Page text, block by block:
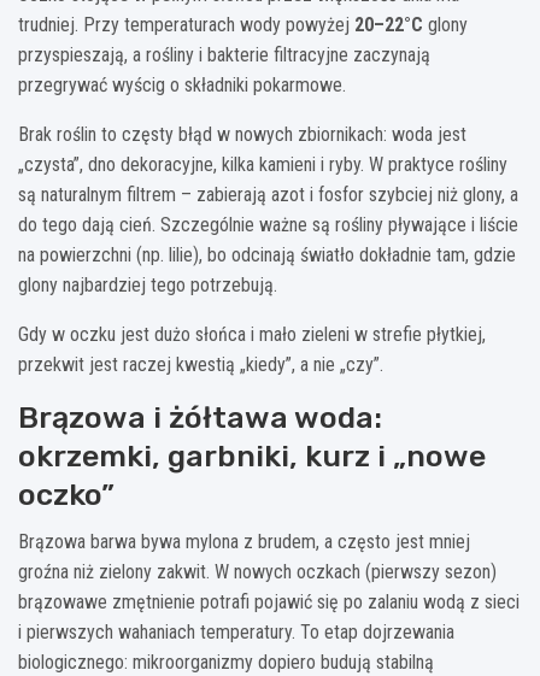
trudniej. Przy temperaturach wody powyżej 20–22°C glony
przyspieszają, a rośliny i bakterie filtracyjne zaczynają
przegrywać wyścig o składniki pokarmowe.
Brak roślin to częsty błąd w nowych zbiornikach: woda jest
„czysta”, dno dekoracyjne, kilka kamieni i ryby. W praktyce rośliny
są naturalnym filtrem – zabierają azot i fosfor szybciej niż glony, a
do tego dają cień. Szczególnie ważne są rośliny pływające i liście
na powierzchni (np. lilie), bo odcinają światło dokładnie tam, gdzie
glony najbardziej tego potrzebują.
Gdy w oczku jest dużo słońca i mało zieleni w strefie płytkiej,
przekwit jest raczej kwestią „kiedy”, a nie „czy”.
Brązowa i żółtawa woda:
okrzemki, garbniki, kurz i „nowe
oczko”
Brązowa barwa bywa mylona z brudem, a często jest mniej
groźna niż zielony zakwit. W nowych oczkach (pierwszy sezon)
brązowawe zmętnienie potrafi pojawić się po zalaniu wodą z sieci
i pierwszych wahaniach temperatury. To etap dojrzewania
biologicznego: mikroorganizmy dopiero budują stabilną